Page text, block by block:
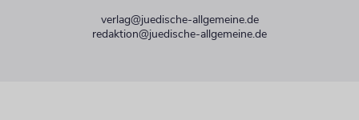
verlag@juedische-allgemeine.de
redaktion@juedische-allgemeine.de